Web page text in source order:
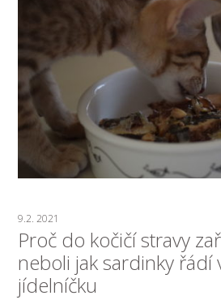
9.2. 2021
Proč do kočičí stravy
neboli jak sardinky řádí
jídelníčku